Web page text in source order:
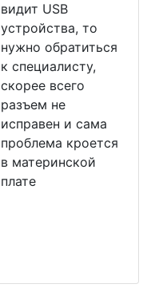
видит USB
устройства, то
нужно обратиться
к специалисту,
скорее всего
разъем не
исправен и сама
проблема кроется
в материнской
плате